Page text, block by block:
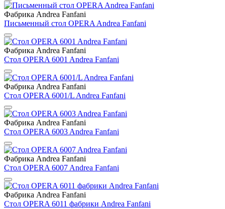
Фабрика Andrea Fanfani
Письменный стол OPERA Andrea Fanfani
Фабрика Andrea Fanfani
Стол OPERA 6001 Andrea Fanfani
Фабрика Andrea Fanfani
Стол OPERA 6001/L Andrea Fanfani
Фабрика Andrea Fanfani
Стол OPERA 6003 Andrea Fanfani
Фабрика Andrea Fanfani
Стол OPERA 6007 Andrea Fanfani
Фабрика Andrea Fanfani
Стол OPERA 6011 фабрики Andrea Fanfani